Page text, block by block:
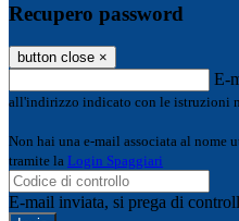
Recupero password
button close ×
E-
all'indirizzo indicato con le istruzioni
Non hai una e-mail associata al nome
tramite la Login Spaggiari
E-mail inviata, si prega di